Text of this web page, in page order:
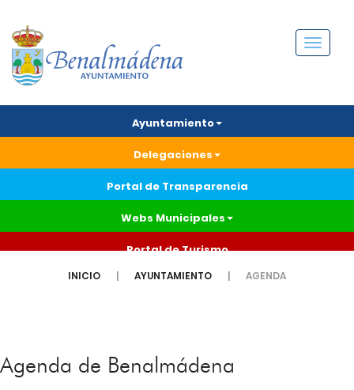
Menú
Ayuntamiento
Delegaciones
Portal de Transparencia
Webs Municipales
Portal de Turismo
INICIO AYUNTAMIENTO AGENDA
Agenda de Benalmádena